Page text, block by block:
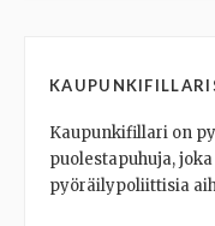
Kaupunkifillari on
puolestapuhuja,
pyöräilypoliittisia